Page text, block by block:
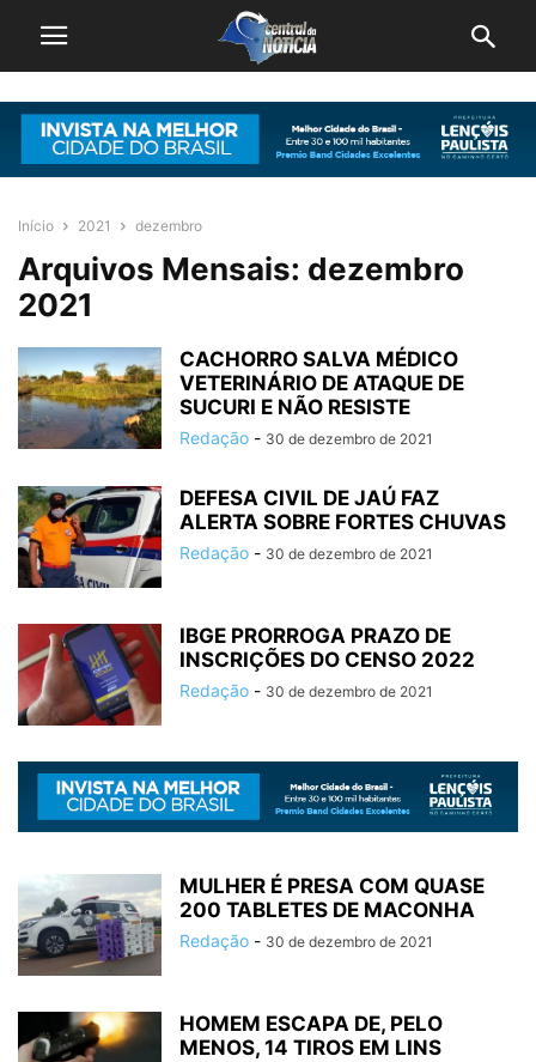
Início 2021 dezembro
Arquivos Mensais: dezembro
2021
CACHORRO SALVA MÉDICO
VETERINÁRIO DE ATAQUE DE
SUCURI E NÃO RESISTE
Redação - 30 de dezembro de 2021
DEFESA CIVIL DE JAÚ FAZ
ALERTA SOBRE FORTES CHUVAS
Redação - 30 de dezembro de 2021
IBGE PRORROGA PRAZO DE
INSCRIÇÕES DO CENSO 2022
Redação - 30 de dezembro de 2021
MULHER É PRESA COM QUASE
200 TABLETES DE MACONHA
Redação - 30 de dezembro de 2021
HOMEM ESCAPA DE, PELO
MENOS, 14 TIROS EM LINS